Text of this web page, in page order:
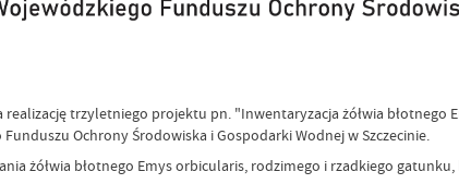
realizację trzyletniego projektu pn. "Inwentaryzacja żółwia
Ochrony Środowiska i Gospodarki Wodnej w Szczecinie.
żółwia błotnego Emys orbicularis, rodzimego i rzadkiego